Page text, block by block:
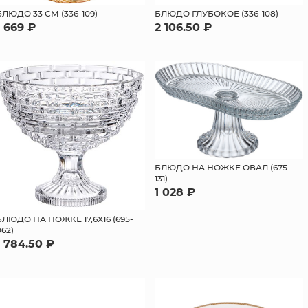
33 СМ (336-109)
669 ₽
БЛЮДО ГЛУБОКОЕ (336-108)
2 106.50 ₽
НА НОЖКЕ 17,6Х16 (695-
784.50 ₽
БЛЮДО НА НОЖКЕ ОВАЛ (675-
131)
1 028 ₽